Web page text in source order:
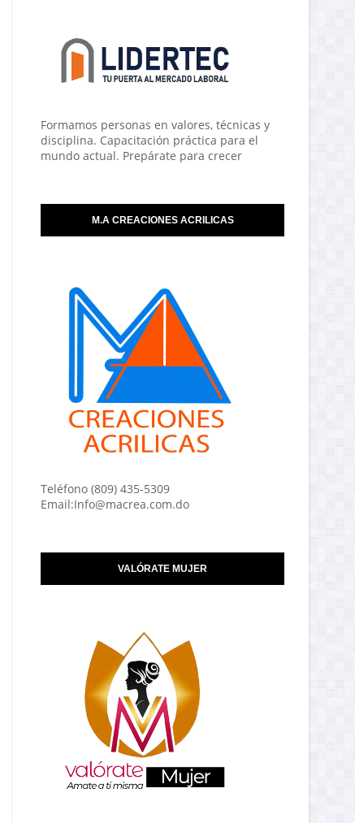
Formamos personas en valores, técnicas y
disciplina. Capacitación práctica para el
mundo actual. Prepárate para crecer
M.A CREACIONES ACRILICAS
Teléfono (809) 435-5309
Email:Info@macrea.com.do
VALÓRATE MUJER